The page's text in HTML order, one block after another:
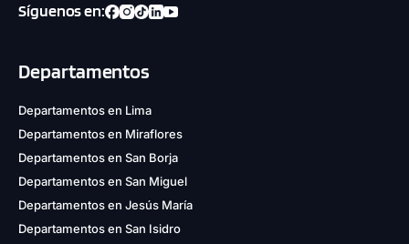
Síguenos en:
Departamentos
Departamentos en Lima
Departamentos en Miraflores
Departamentos en San Borja
Departamentos en San Miguel
Departamentos en Jesús María
Departamentos en San Isidro